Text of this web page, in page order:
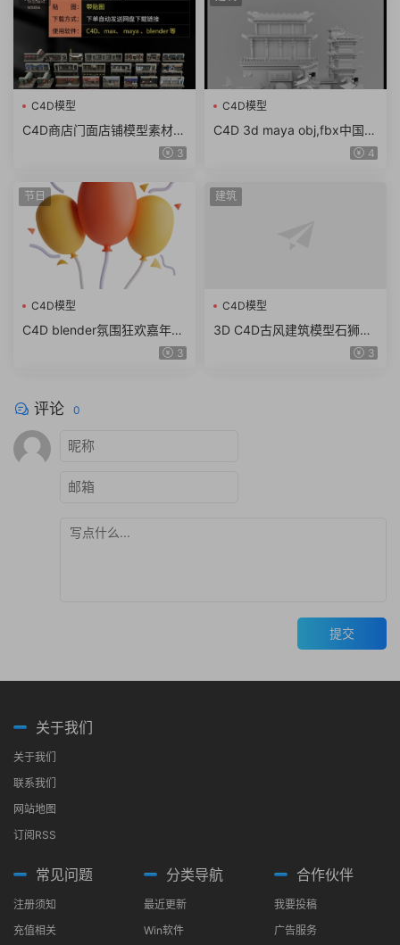
C4D模型
C4D商店门面店铺模型素材
max obj fbx ma KitBash3D3
C4D模型
C4D 3d maya obj,fbx中国风
东方古建筑临安长安城古城街
4
节日
C4D模型
C4D blender氛围狂欢嘉年华
锣鼓棉花糖图标fbx obj模型3
建筑
C4D模型
3D C4D古风建筑模型石狮龙
斗篷石头酒壶木屐蟾蜍 obj z3
评论 0
提交
关于我们
关于我们
联系我们
网站地图
订阅RSS
常见问题
注册须知
充值相关
分类导航
最近更新
Win软件
合作伙伴
我要投稿
广告服务